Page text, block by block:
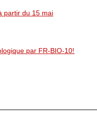
partir du 15 mai
par FR-BIO-10!